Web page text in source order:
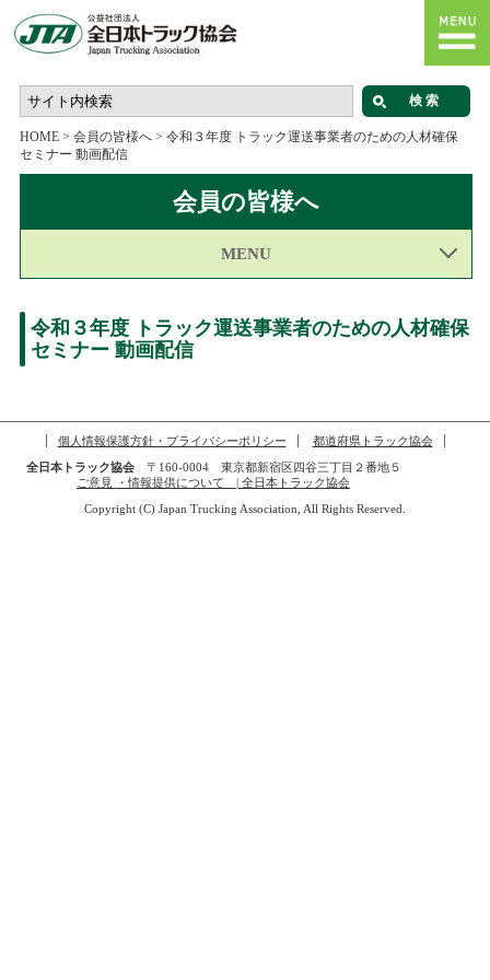
HOME> 会員の皆様へ> 令和３年度 トラック運送事業者のための人材確保
セミナー 動画配信
会員の皆様へ
MENU
令和３年度 トラック運送事業者のための人材確保
セミナー 動画配信
個人情報保護方針・プライバシーポリシー
都道府県トラック協会
全日本トラック協会〒160-0004 東京都新宿区四谷三丁目２番地５
ご意見 ・情報提供について | 全日本トラック協会
Copyright (C) Japan Trucking Association, All Rights Reserved.